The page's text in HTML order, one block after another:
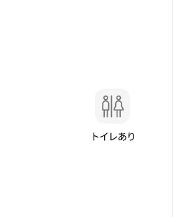
トイレあり